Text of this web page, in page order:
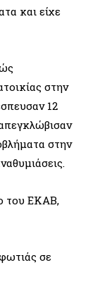
και είχε
στην
12
στην
του ΕΚΑΒ,
σε